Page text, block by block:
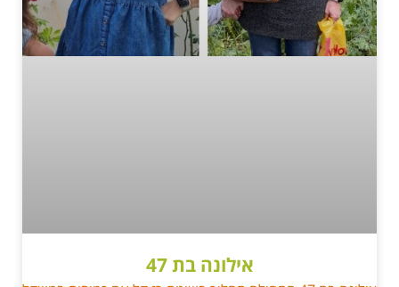
אילונה בת 47